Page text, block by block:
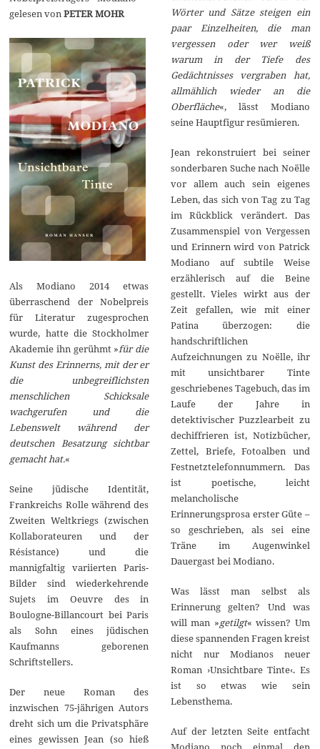
gelesen vonPETER MOHR
Als Modiano 2014 etwas
überraschend der Nobelpreis
für Literatur zugesprochen
wurde, hatte die Stockholmer
Akademie ihn gerühmt »für die
Kunst des Erinnerns, mit der er
die unbegreiflichsten
menschlichen Schicksale
wachgerufen und die
Lebenswelt während der
deutschen Besatzung sichtbar
gemacht hat.«
Seine jüdische Identität,
Frankreichs Rolle während des
Zweiten Weltkriegs (zwischen
Kollaborateuren und der
Résistance) und die
mannigfaltig variierten Paris-
Bilder sind wiederkehrende
Sujets im Oeuvre des in
Boulogne-Billancourt bei Paris
als Sohn eines jüdischen
Kaufmanns geborenen
Schriftstellers.
Der neue Roman des
inzwischen 75-jährigen Autors
dreht sich um die Privatsphäre
eines gewissen Jean (so hieß
Wörter und Sätze steigen ein
paar Einzelheiten, die man
vergessen oder wer weiß
warum in der Tiefe des
Gedächtnisses vergraben hat,
allmählich wieder an die
Oberfläche«, lässt Modiano
seine Hauptfigur resümieren.
Jean rekonstruiert bei seiner
sonderbaren Suche nach Noëlle
vor allem auch sein eigenes
Leben, das sich von Tag zu Tag
im Rückblick verändert. Das
Zusammenspiel von Vergessen
und Erinnern wird von Patrick
Modiano auf subtile Weise
erzählerisch auf die Beine
gestellt. Vieles wirkt aus der
Zeit gefallen, wie mit einer
Patina überzogen: die
handschriftlichen
Aufzeichnungen zu Noëlle, ihr
mit unsichtbarer Tinte
geschriebenes Tagebuch, das im
Laufe der Jahre in
detektivischer Puzzlearbeit zu
dechiffrieren ist, Notizbücher,
Zettel, Briefe, Fotoalben und
Festnetztelefonnummern. Das
ist poetische, leicht
melancholische
Erinnerungsprosa erster Güte –
so geschrieben, als sei eine
Träne im Augenwinkel
Dauergast bei Modiano.
Was lässt man selbst als
Erinnerung gelten? Und was
will man »getilgt« wissen? Um
diese spannenden Fragen kreist
nicht nur Modianos neuer
Roman ›Unsichtbare Tinte‹. Es
ist so etwas wie sein
Lebensthema.
Auf der letzten Seite entfacht